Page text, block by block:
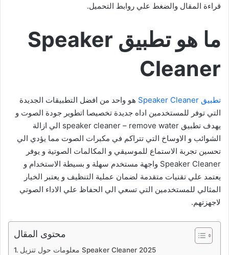
قراءة المقال والضغط علي روابط التحميل.
ما هو تطبيق Speaker
Cleaner
تطبيق Speaker Cleaner
هو واحد من افضل التطبيقات الجديدة
التي توفر للمستخدمين اداه جديدة تخصيصا اتطوير جودة الصوت و
يهدف تطبيق speaker cleaner – remove water الي ازالة
الشوائب و الاوساخ التي تتراكم في مكبرات الصوت مما يؤدي الي
تحسين تجربة الاستماع للموسيقي و المكالمات الصوتية و يوفر
Speaker Cleaner واجهة مستخدم سهلة و بسيطة الاستخدام و
يعتمد علي تقنيات متقدمة لضمان عملية التنظيف و يعتبر الخيار
المثالي للمستخدمين التي تسعي الي الحفاظ علي الاداء الصوتي
لاجهزتهم.
محتوى المقال
معلومات حول تنزيل Speaker Cleaner 2025